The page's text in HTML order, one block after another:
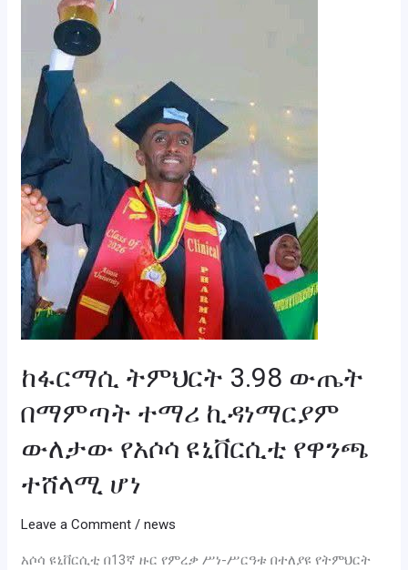
ከፋርማሲ ትምህርት 3.98 ውጤት
በማምጣት ተማሪ ኪዳነማርያም
ውለታው የአሶሳ ዩኒቨርሲቲ የዋንጫ
ተሸላሚ ሆነ
Leave a Comment /news
አሶሳ ዩኒቨርሲቲ በ13ኛ ዙር የምረቃ ሥነ-ሥርዓቱ በተለያዩ የትምህርት
በማምጣት
ተማሪ
ኪዳነማርያም
ውለታው
የአሶሳ
ዩኒቨርሲቲ
የዋንጫ
ተሸላሚ
ሆነ